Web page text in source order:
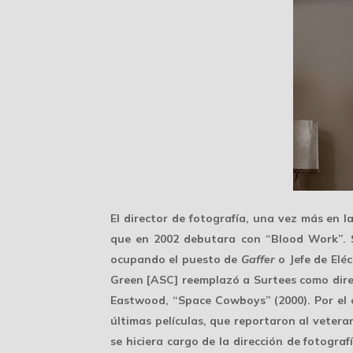
El director de fotografía, una vez más en
que en 2002 debutara con “Blood
ocupando el puesto de Gaffero Jefe de
Green [ASC] reemplazó a Surtees como
Eastwood, “Space Cowboys” (2000). Por
últimas películas, que reportaron al
se hiciera cargo de la dirección de